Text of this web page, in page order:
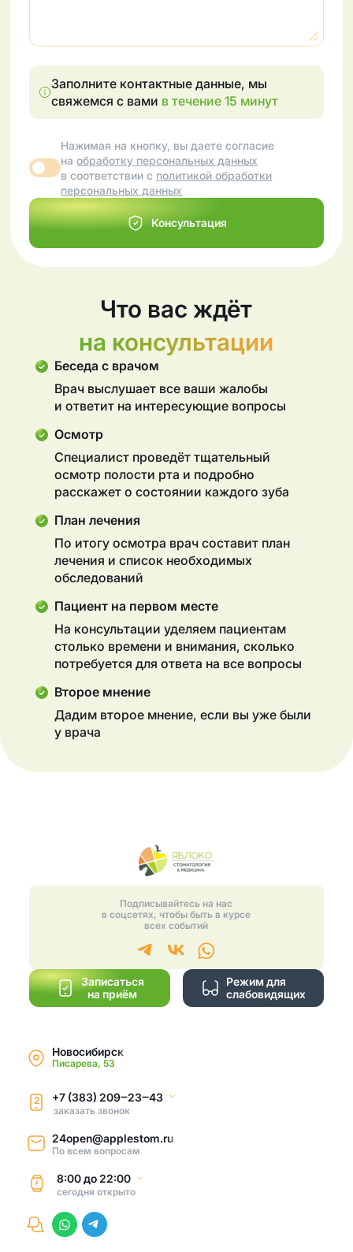
Заполните контактные данные, мы
свяжемся с вами в течение 15 минут
Нажимая на кнопку, вы даете согласие
наобработку персональных данных
в соответствии с политикой обработки
персональных данных
Консультация
Что вас ждёт
на консультации
Беседа с врачом
Врач выслушает все ваши жалобы
и ответит на интересующие вопросы
Осмотр
Специалист проведёт тщательный
осмотр полости рта и подробно
расскажет о состоянии каждого зуба
План лечения
По итогу осмотра врач составит план
лечения и список необходимых
обследований
Пациент на первом месте
На консультации уделяем пациентам
столько времени и внимания, сколько
потребуется для ответа на все вопросы
Второе мнение
Дадим второе мнение, если вы уже были
у врача
Подписывайтесь на нас
в соцсетях, чтобы быть в курсе
всех событий
Режим для
слабовидящих
Записаться
на приём
Новосибирск
Писарева, 53
2 +7 (383) 209‒23‒43
заказать звонок
24open@applestom.ru
По всем вопросам
8:00до22:00
сегодняоткрыто